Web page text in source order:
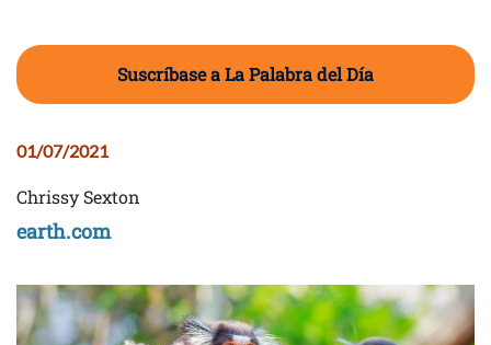
Suscríbase a La Palabra del Día
01/07/2021
Chrissy Sexton
earth.com